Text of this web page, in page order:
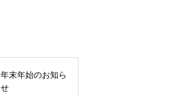
年末年始のお知ら
せ